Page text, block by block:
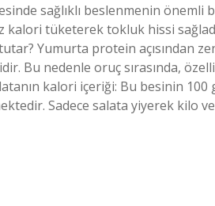
sağlıklı beslenmenin önemli
kalori tüketerek tokluk hissi
Yumurta protein açısından
Bu nedenle oruç sırasında,
kalori içeriği: Bu besinin 100
Sadece salata yiyerek kilo